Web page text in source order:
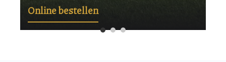
Online bestellen